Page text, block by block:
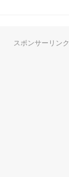
スポンサーリンク